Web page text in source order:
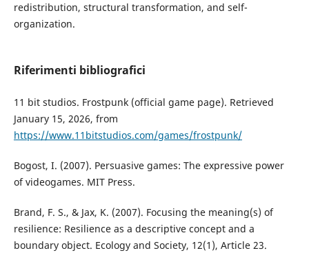
redistribution, structural transformation, and self-
organization.
Riferimenti bibliografici
11 bit studios. Frostpunk (official game page). Retrieved
January 15, 2026, from
https://www.11bitstudios.com/games/frostpunk/
Bogost, I. (2007). Persuasive games: The expressive power
of videogames. MIT Press.
Brand, F. S., & Jax, K. (2007). Focusing the meaning(s) of
resilience: Resilience as a descriptive concept and a
boundary object. Ecology and Society, 12(1), Article 23.